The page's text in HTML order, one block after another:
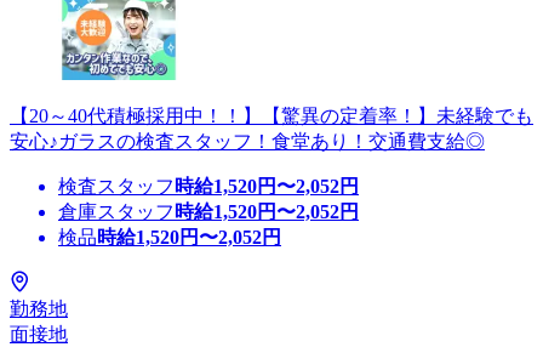
【20～40代積極採用中！！】【驚異の定着率！】未経験でも
安心♪ガラスの検査スタッフ！食堂あり！交通費支給◎
検査スタッフ 時給1,520円〜2,052円
倉庫スタッフ 時給1,520円〜2,052円
検品時給1,520円〜2,052円
勤務地
面接地